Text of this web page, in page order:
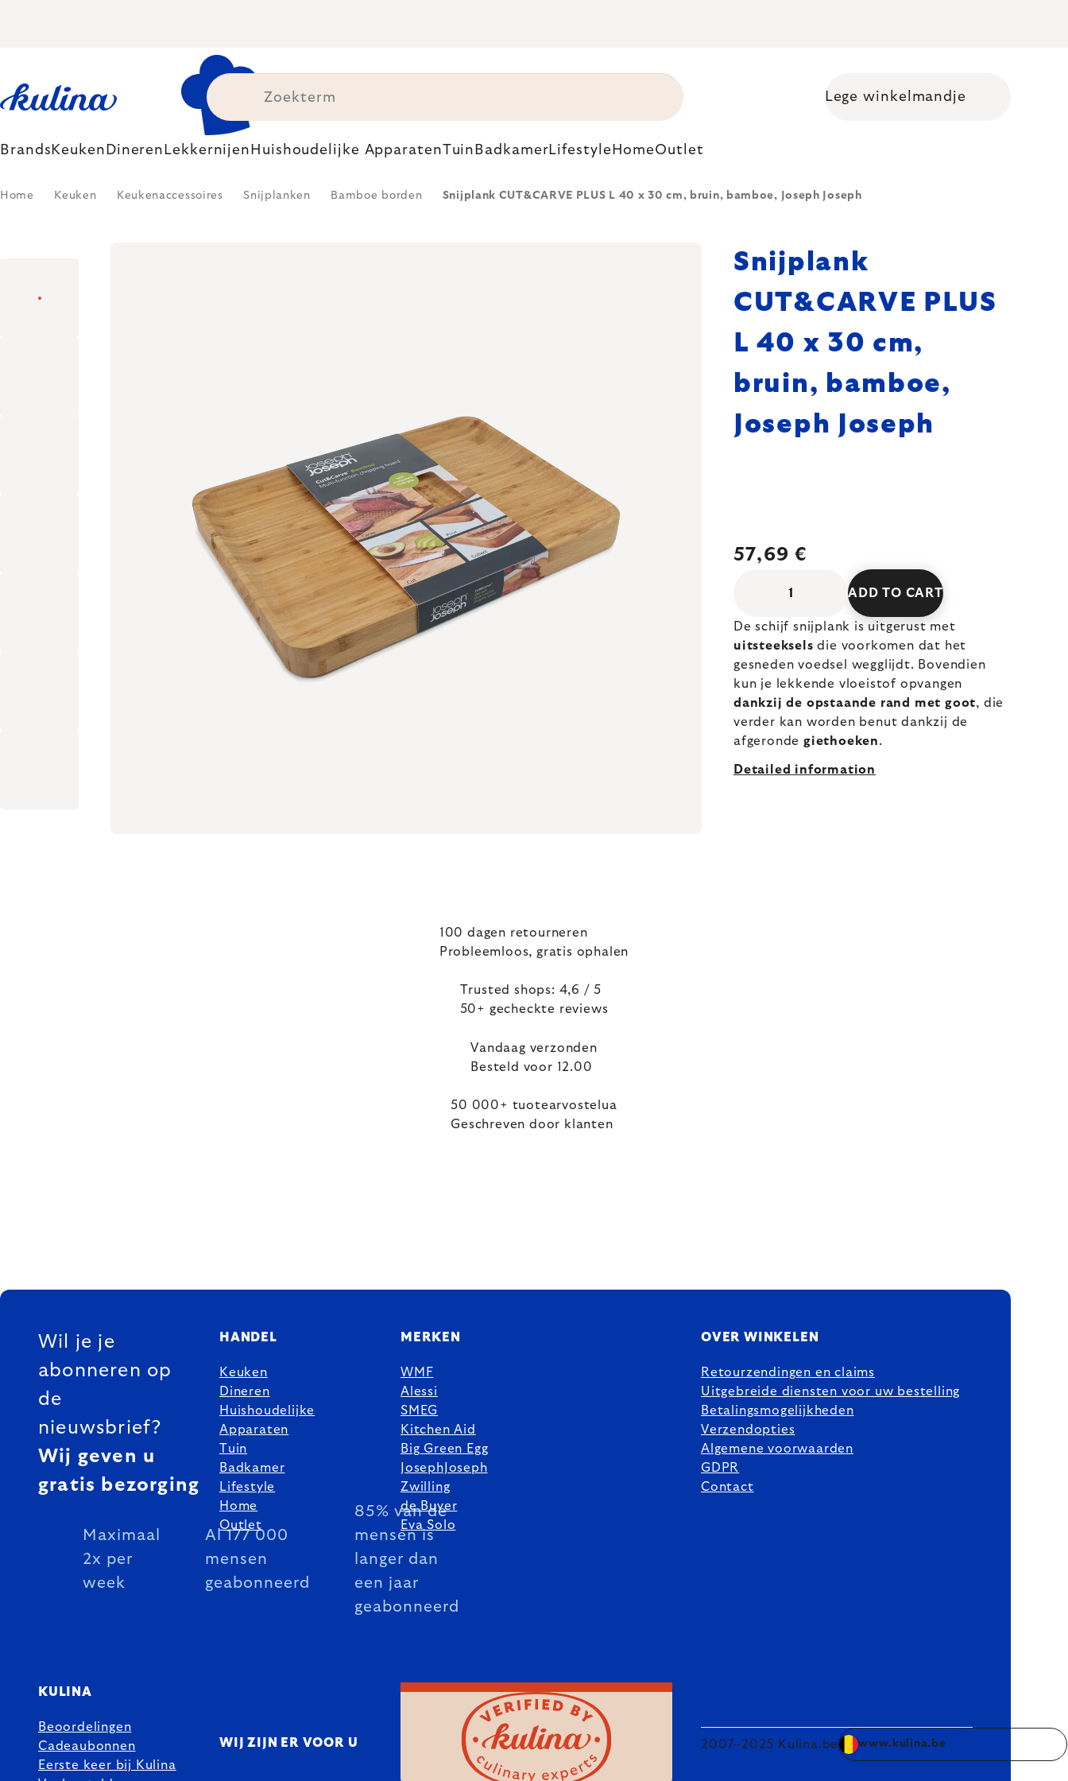
Shopping cart
Lege winkelmandje
Brands Keuken Dineren Lekkernijen Huishoudelijke ApparatenTuin BadkamerLifestyle HomeOutlet
Home Keuken Keukenaccessoires Snijplanken Bamboe borden Snijplank CUT&CARVE PLUS L 40 x 30 cm, bruin, bamboe, Joseph Joseph
Snijplank
CUT&CARVE PLUS
L 40 x 30 cm,
bruin, bamboe,
Joseph Joseph
57,69 €
ADD TO CART
De schijf snijplank is uitgerust met
uitsteeksels die voorkomen dat het
gesneden voedsel wegglijdt. Bovendien
kun je lekkende vloeistof opvangen
dankzij de opstaande rand met goot, die
verder kan worden benut dankzij de
afgerondegiethoeken.
Detailed information
100 dagen retourneren
Probleemloos, gratis ophalen
Trusted shops: 4,6 / 5
50+ gecheckte reviews
Vandaag verzonden
Besteld voor 12.00
50 000+ tuotearvostelua
Geschreven door klanten
FOOTER
Wil je je
abonneren op
de
nieuwsbrief?
Wij geven u
gratis bezorging
Maximaal
2x per
week
Al 177 000
mensen
geabonneerd
85% van de
mensen is
langer dan
een jaar
geabonneerd
HANDEL
Keuken
Dineren
Huishoudelijke
Apparaten
Tuin
Badkamer
Lifestyle
Home
Outlet
MERKEN
WMF
Alessi
SMEG
Kitchen Aid
Big Green Egg
JosephJoseph
Zwilling
de Buyer
Eva Solo
OVER WINKELEN
Retourzendingen en claims
Uitgebreide diensten voor uw bestelling
Betalingsmogelijkheden
Verzendopties
Algemene voorwaarden
GDPR
Contact
KULINA
Beoordelingen
Cadeaubonnen
Eerste keer bij Kulina
WIJ ZIJN ER VOOR U 2007–2025 Kulina.be www.kulina.be